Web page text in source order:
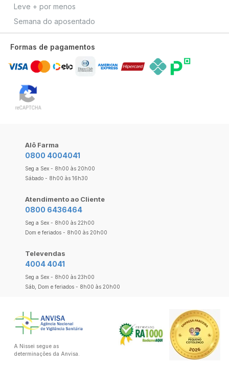
Leve + por menos
Semana do aposentado
Formas de pagamentos
Alô Farma
0800 4004041
Seg a Sex - 8h00 às 20h00
Sábado - 8h00 às 16h30
Atendimento ao Cliente
0800 6436464
Seg a Sex - 8h00 às 22h00
Dom e feriados - 8h00 às 20h00
Televendas
4004 4041
Seg a Sex - 8h00 às 23h00
Sáb, Dom e feriados - 8h00 às 20h00
A Nissei segue as
determinações da Anvisa.